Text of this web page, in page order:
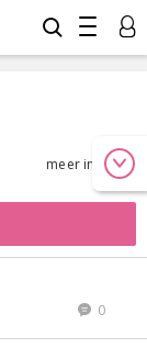
meer info
0